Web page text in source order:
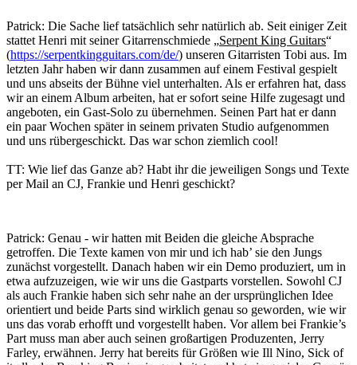
Patrick: Die Sache lief tatsächlich sehr natürlich ab. Seit einiger Zeit
stattet Henri mit seiner Gitarrenschmiede „Serpent King Guitars“
(https://serpentkingguitars.com/de/) unseren Gitarristen Tobi aus. Im
letzten Jahr haben wir dann zusammen auf einem Festival gespielt
und uns abseits der Bühne viel unterhalten. Als er erfahren hat, dass
wir an einem Album arbeiten, hat er sofort seine Hilfe zugesagt und
angeboten, ein Gast-Solo zu übernehmen. Seinen Part hat er dann
ein paar Wochen später in seinem privaten Studio aufgenommen
und uns rübergeschickt. Das war schon ziemlich cool!
TT: Wie lief das Ganze ab? Habt ihr die jeweiligen Songs und Texte
per Mail an CJ, Frankie und Henri geschickt?
Patrick: Genau - wir hatten mit Beiden die gleiche Absprache
getroffen. Die Texte kamen von mir und ich hab’ sie den Jungs
zunächst vorgestellt. Danach haben wir ein Demo produziert, um in
etwa aufzuzeigen, wie wir uns die Gastparts vorstellen. Sowohl CJ
als auch Frankie haben sich sehr nahe an der ursprünglichen Idee
orientiert und beide Parts sind wirklich genau so geworden, wie wir
uns das vorab erhofft und vorgestellt haben. Vor allem bei Frankie’s
Part muss man aber auch seinen großartigen Produzenten, Jerry
Farley, erwähnen. Jerry hat bereits für Größen wie Ill Nino, Sick of